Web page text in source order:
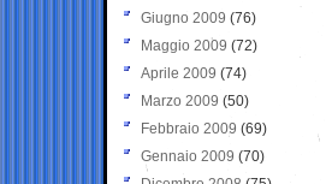
Giugno 2009 (76)
Maggio 2009 (72)
Aprile 2009 (74)
Marzo 2009 (50)
Febbraio 2009 (69)
Gennaio 2009 (70)